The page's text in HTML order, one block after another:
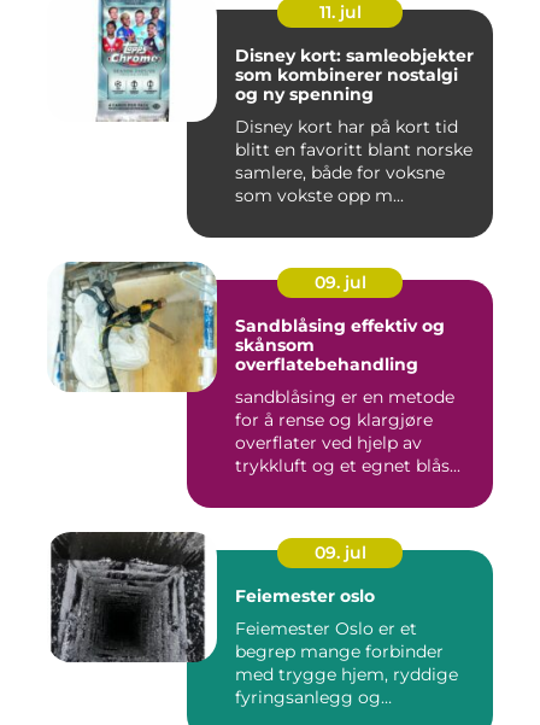
11. jul
Disney kort: samleobjekter
som kombinerer nostalgi
og ny spenning
Disney kort har på kort tid
blitt en favoritt blant norske
samlere, både for voksne
som vokste opp m...
09. jul
Sandblåsing effektiv og
skånsom
overflatebehandling
sandblåsing er en metode
for å rense og klargjøre
overflater ved hjelp av
trykkluft og et egnet blås...
09. jul
Feiemester oslo
Feiemester Oslo er et
begrep mange forbinder
med trygge hjem, ryddige
fyringsanlegg og